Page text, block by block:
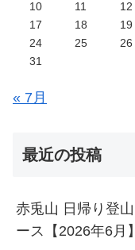
10
11 12
17
18 19
24
25 26
31
« 7月
最近の投稿
赤兎山 日帰り登
ース【2026年6月】